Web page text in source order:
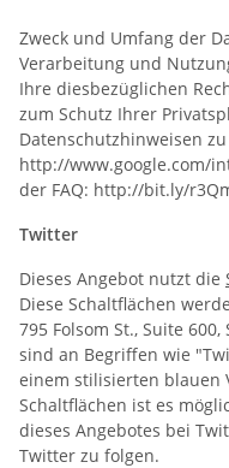
Zweck und Umfang der
Verarbeitung und
Ihre diesbezüglichen
zum Schutz Ihrer
Datenschutzhinweisen
http://www.google.com/
der FAQ: http://bit.ly/
Twitter
Dieses Angebot nutzt die
Diese Schaltflächen
795 Folsom St., Suite 600,
sind an Begriffen wie
einem stilisierten blauen
Schaltflächen ist es
dieses Angebotes bei
Twitter zu folgen.